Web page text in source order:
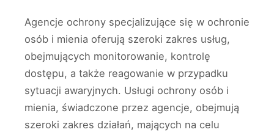
Agencje ochrony specjalizujące się w ochronie
osób i mienia oferują szeroki zakres usług,
obejmujących monitorowanie, kontrolę
dostępu, a także reagowanie w przypadku
sytuacji awaryjnych. Usługi ochrony osób i
mienia, świadczone przez agencje, obejmują
szeroki zakres działań, mających na celu